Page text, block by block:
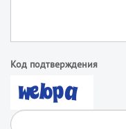
Код подтверждения